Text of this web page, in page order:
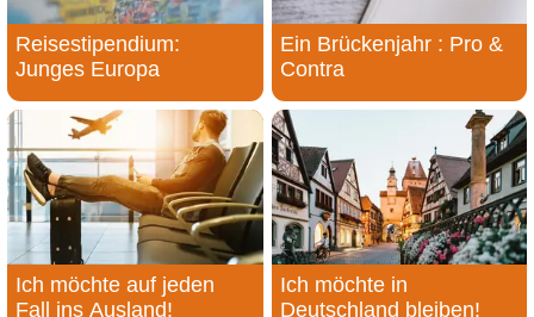
Reisestipendium:
Junges Europa
Ein Brückenjahr : Pro &
Contra
Ich möchte auf jeden
Fall ins Ausland!
Ich möchte in
Deutschland bleiben!